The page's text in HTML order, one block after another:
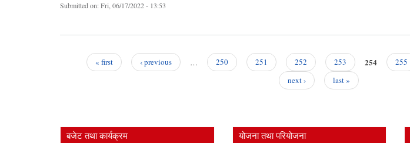
Submitted on:Fri, 06/17/2022 - 13:53
« first ‹ previous … 250 251 252 253 254 255
next ›
last »
बजेट तथा कार्यक्रम योजना तथा परियोजना